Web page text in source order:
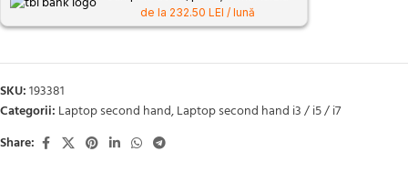
de la 232.50 LEI / lună
SKU:193381
Categorii: Laptop second hand,Laptop second hand i3 / i5 / i7
Share: